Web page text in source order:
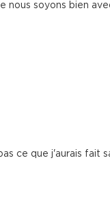
nous soyons bien
ce que j'aurais fait